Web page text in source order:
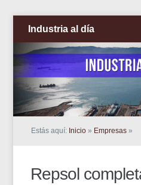
Industria al día
Estás aquí: Inicio » Empresas »
Repsol